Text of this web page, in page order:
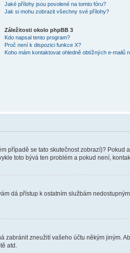
Jaké přílohy jsou povolené na tomto fóru?
Jak si mohu zobrazit všechny své přílohy?
Záležitosti okolo phpBB 3
Kdo napsal tento program?
Proč není k dispozici funkce X?
Koho mám kontaktovat ohledně obtížných e-mailů
se tato skutečnost zobrazí)? Pokud
toto bývá ten problém a pokud není,
dá přístup k ostatním službám
zabránit zneužití vašeho účtu někým jiným.
atd.